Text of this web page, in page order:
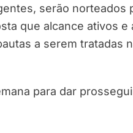
serão norteados
que alcance ativos e
a serem tratadas
para dar